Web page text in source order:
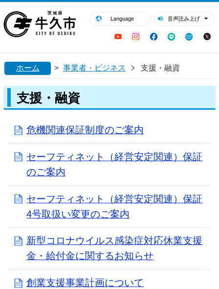
Language 音声読み上げ
YouTubeInstagram
Facebook
LINE Mail
閉じる
ホーム > 事業者・ビジネス 支援・融資
支援・融資
危機関連保証制度のご案内
セーフティネット（経営安定関連）保証
のご案内
セーフティネット（経営安定関連）保証
4号取扱い変更のご案内
新型コロナウイルス感染症対応休業支援
金・給付金に関するお知らせ
創業支援事業計画について